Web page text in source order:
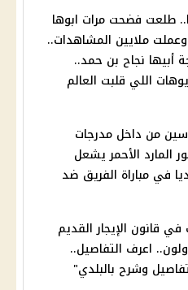
طلعت فضحت مرات ابوها
ملايين المشاهدات..
أبيها نجاح بن حمد..
اللي قلبت العالم
من داخل مدرجات
المارد الأحمر يشعل
في مباراة الفريق ضد
قانون الإيجار القديم
اعرف التفاصيل..
وشرح بالبلدي"